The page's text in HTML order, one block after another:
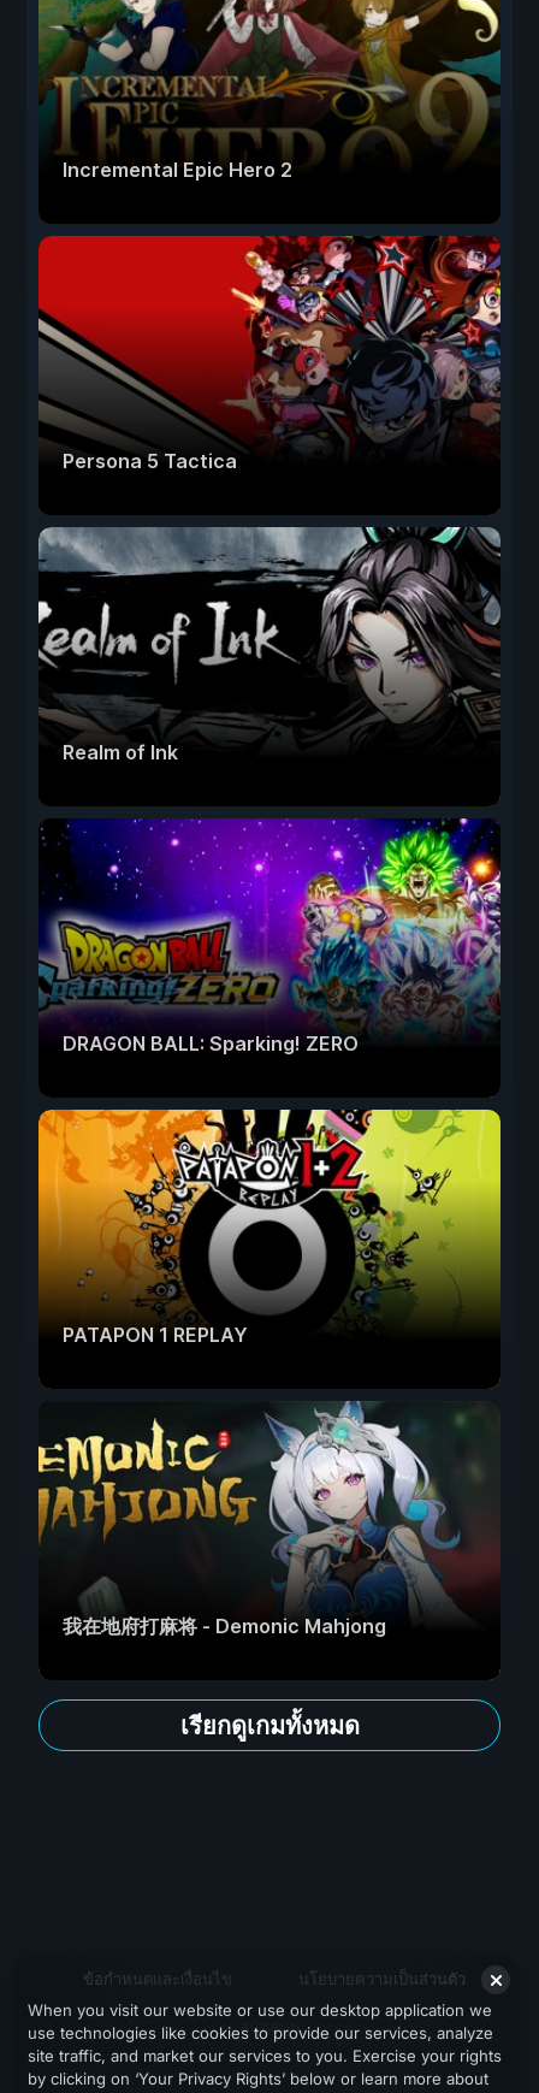
Incremental Epic Hero 2
Persona 5 Tactica
Realm of Ink
DRAGON BALL: Sparking! ZERO
PATAPON 1 REPLAY
我在地府打麻将 - Demonic Mahjong
เรียกดูเกมทั้งหมด
ข้อกำหนดและเงื่อนไข นโยบายความเป็นส่วนตัว
สนับสนุน
When you visit our website or use our desktop application we
use technologies like cookies to provide our services, analyze
site traffic, and market our services to you. Exercise your rights
by clicking on ‘Your Privacy Rights’ below or learn more about